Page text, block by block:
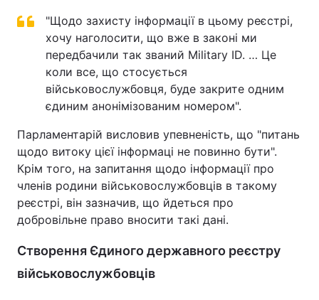
"Щодо захисту інформації в цьому реєстрі,
хочу наголосити, що вже в законі ми
передбачили так званий Military ID. … Це
коли все, що стосується
військовослужбовця, буде закрите одним
єдиним анонімізованим номером".
Парламентарій висловив упевненість, що "питань
щодо витоку цієї інформаці не повинно бути".
Крім того, на запитання щодо інформації про
членів родини військовослужбовців в такому
реєстрі, він зазначив, що йдеться про
добровільне право вносити такі дані.
Створення Єдиного державного реєстру
військовослужбовців